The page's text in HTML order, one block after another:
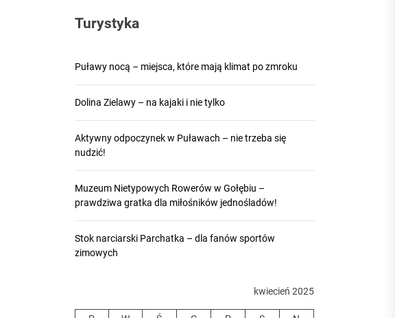
Turystyka
Puławy nocą – miejsca, które mają klimat po zmroku
Dolina Zielawy – na kajaki i nie tylko
Aktywny odpoczynek w Puławach – nie trzeba się
nudzić!
Muzeum Nietypowych Rowerów w Gołębiu –
prawdziwa gratka dla miłośników jednośladów!
Stok narciarski Parchatka – dla fanów sportów
zimowych
kwiecień 2025